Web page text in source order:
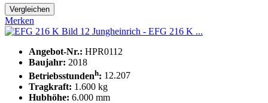
Vergleichen
Merken
Jungheinrich - EFG 216 K ...
Angebot-Nr.: HPR0112
Baujahr: 2018
Betriebsstundenh: 12.207
Tragkraft: 1.600 kg
Hubhöhe: 6.000 mm